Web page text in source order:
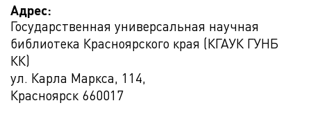
Адрес:
Государственная универсальная научная
библиотека Красноярского края (КГАУК ГУНБ
КК)
ул. Карла Маркса, 114,
Красноярск 660017